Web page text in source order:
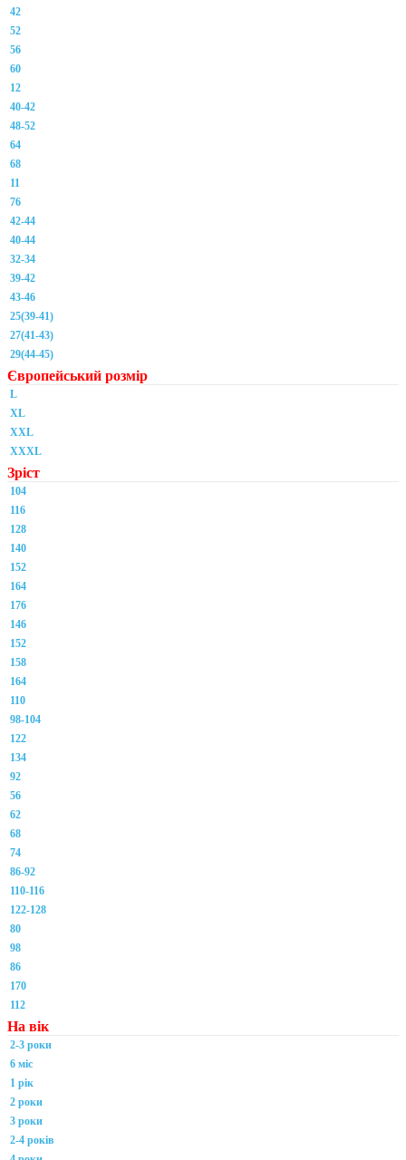
42
52
56
60
12
40-42
48-52
64
68
11
76
42-44
40-44
32-34
39-42
43-46
25(39-41)
27(41-43)
29(44-45)
Європейський розмір
L
XL
XXL
XXXL
Зріст
104
116
128
140
152
164
176
146
152
158
164
110
98-104
122
134
92
56
62
68
74
86-92
110-116
122-128
80
98
86
170
112
На вік
2-3 роки
6 міс
1 рік
2 роки
3 роки
2-4 років